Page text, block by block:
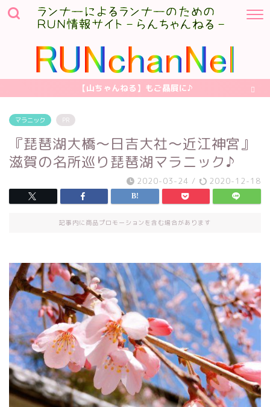
【山ちゃんねる】もご贔屓に♪
マラニック PR
『琵琶湖大橋～日吉大社～近江神宮』
滋賀の名所巡り琵琶湖マラニック♪
2020-03-24 / 2020-12-18
記事内に商品プロモーションを含む場合があります